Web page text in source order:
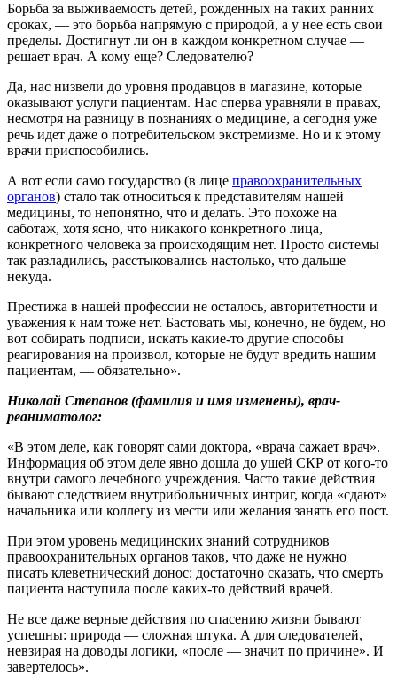
Борьба за выживаемость детей, рожденных на таких ранних
сроках, — это борьба напрямую с природой, а у нее есть свои
пределы. Достигнут ли он в каждом конкретном случае —
решает врач. А кому еще? Следователю?
Да, нас низвели до уровня продавцов в магазине, которые
оказывают услуги пациентам. Нас сперва уравняли в правах,
несмотря на разницу в познаниях о медицине, а сегодня уже
речь идет даже о потребительском экстремизме. Но и к этому
врачи приспособились.
А вот если само государство (в лице правоохранительных
органов) стало так относиться к представителям нашей
медицины, то непонятно, что и делать. Это похоже на
саботаж, хотя ясно, что никакого конкретного лица,
конкретного человека за происходящим нет. Просто системы
так разладились, расстыковались настолько, что дальше
некуда.
Престижа в нашей профессии не осталось, авторитетности и
уважения к нам тоже нет. Бастовать мы, конечно, не будем, но
вот собирать подписи, искать какие-то другие способы
реагирования на произвол, которые не будут вредить нашим
пациентам, — обязательно».
Николай Степанов (фамилия и имя изменены), врач-
реаниматолог:
«В этом деле, как говорят сами доктора, «врача сажает врач».
Информация об этом деле явно дошла до ушей СКР от кого-то
внутри самого лечебного учреждения. Часто такие действия
бывают следствием внутрибольничных интриг, когда «сдают»
начальника или коллегу из мести или желания занять его пост.
При этом уровень медицинских знаний сотрудников
правоохранительных органов таков, что даже не нужно
писать клеветнический донос: достаточно сказать, что смерть
пациента наступила после каких-то действий врачей.
Не все даже верные действия по спасению жизни бывают
успешны: природа — сложная штука. А для следователей,
невзирая на доводы логики, «после — значит по причине». И
завертелось».